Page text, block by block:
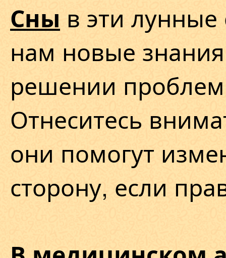
Сны в эти лунные
нам новые
решении
Отнеситесь
они помогут
сторону, если